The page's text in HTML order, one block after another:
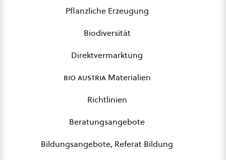
Pflanzliche Erzeugung
Biodiversität
Direktvermarktung
bio austriaMaterialien
Richtlinien
Beratungsangebote
Bildungsangebote, Referat Bildung